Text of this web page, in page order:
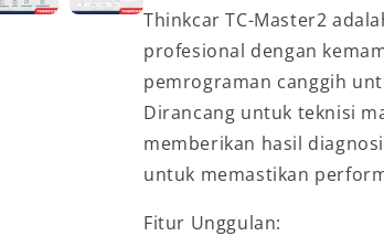
Thinkcar TC-Master2
profesional dengan
pemrograman canggih
Dirancang untuk teknisi
memberikan hasil
untuk memastikan
Fitur Unggulan: